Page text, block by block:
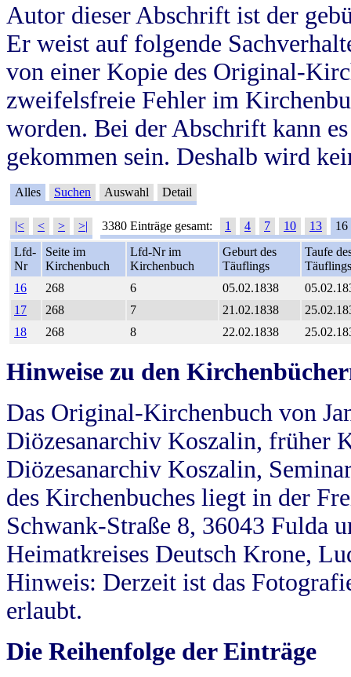
Autor dieser Abschrift ist der
Er weist auf folgende
von einer Kopie des Original-
zweifelsfreie Fehler im
worden. Bei der Abschrift kann
gekommen sein. Deshalb wird
Alles Suchen Auswahl Detail
|< < > >| 3380 Einträge gesamt: 1 4 7 10 13
16
Lfd-
Nr
Seite im
Kirchenbuch
Lfd-Nr im
Kirchenbuch
Geburt des
Täuflings
Taufe
Täuflings
16
268 6 05.02.1838
17
268 7 21.02.1838
18
268 8 22.02.1838
Hinweise zu den
Das Original-Kirchenbuch von
Diözesanarchiv Koszalin, früher
Diözesanarchiv Koszalin,
des Kirchenbuches liegt in der
Schwank-Straße 8, 36043 Fulda
Heimatkreises Deutsch Krone,
Hinweis: Derzeit ist das
erlaubt.
Die Reihenfolge der Einträge